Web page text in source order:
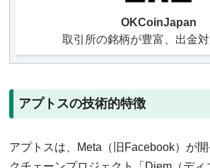
OKCoinJapan
取引所の銘柄が豊富、出金
アプトスの技術的特徴
アプトスは、Meta（旧Facebook）が